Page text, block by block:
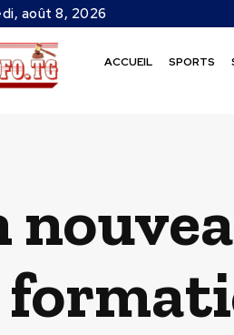
août 8, 2026
ACCUEIL SPORTS